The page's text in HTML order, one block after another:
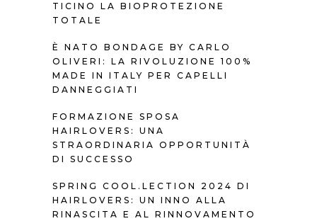
TICINO LA BIOPROTEZIONE
TOTALE
È NATO BONDAGE BY CARLO
OLIVERI: LA RIVOLUZIONE 100%
MADE IN ITALY PER CAPELLI
DANNEGGIATI
FORMAZIONE SPOSA
HAIRLOVERS: UNA
STRAORDINARIA OPPORTUNITÀ
DI SUCCESSO
SPRING COOL.LECTION 2024 DI
HAIRLOVERS: UN INNO ALLA
RINASCITA E AL RINNOVAMENTO